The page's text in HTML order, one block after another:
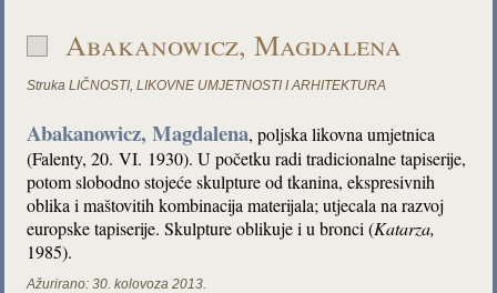
Abakanowicz, Magdalena
Struka LIČNOSTI,LIKOVNE UMJETNOSTI I ARHITEKTURA
Abakanowicz, Magdalena, poljska likovna umjetnica
(Falenty, 20. VI. 1930). U početku radi tradicionalne tapiserije,
potom slobodno stojeće skulpture od tkanina, ekspresivnih
oblika i maštovitih kombinacija materijala; utjecala na razvoj
europske tapiserije. Skulpture oblikuje i u bronci (Katarza,
1985).
Ažurirano: 30. kolovoza 2013.